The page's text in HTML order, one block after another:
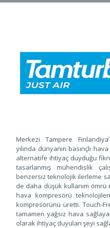
Merkezi Tampere
yılında dünyanın basınçlı
alternatife ihtiyaç duyduğu
tasarlanmış mühendislik
benzersiz teknolojik ilerleme
de daha düşük kullanım
hava kompresörü
kompresörünü üretti. Touch-
tamamen yağsız hava
olarak ihtiyaç duyulan şeyi